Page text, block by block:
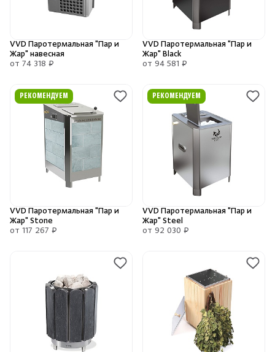
VVD Паротермальная "Пар и
Жар" навесная
от 74 318 ₽
VVD Паротермальная "Пар и
Жар" Black
от 94 581 ₽
РЕКОМЕНДУЕМ
VVD Паротермальная "Пар и
Жар" Stone
от 117 267 ₽
РЕКОМЕНДУЕМ
VVD Паротермальная "Пар и
Жар" Steel
от 92 030 ₽